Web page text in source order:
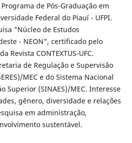
de Pós-Graduação em
Federal do Piauí - UFPI.
"Núcleo de Estudos
- NEON", certificado pelo
Revista CONTEXTUS-UFC.
de Regulação e Supervisão
MEC e do Sistema Nacional
Superior (SINAES)/MEC. Interesse
gênero, diversidade e relações
em administração,
sustentável.